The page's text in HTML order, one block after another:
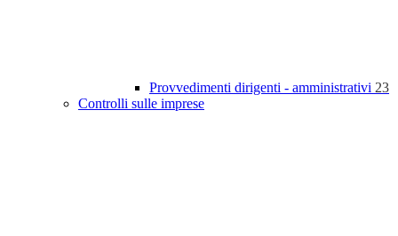
Provvedimenti dirigenti - amministrativi 23
Controlli sulle imprese